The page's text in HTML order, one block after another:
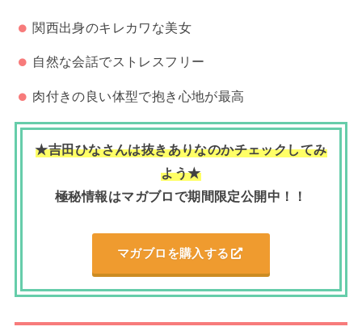
関西出身のキレカワな美女
自然な会話でストレスフリー
肉付きの良い体型で抱き心地が最高
★吉田ひなさんは抜きありなのかチェックしてみ
よう★
極秘情報はマガブロで期間限定公開中！！
マガブロを購入する